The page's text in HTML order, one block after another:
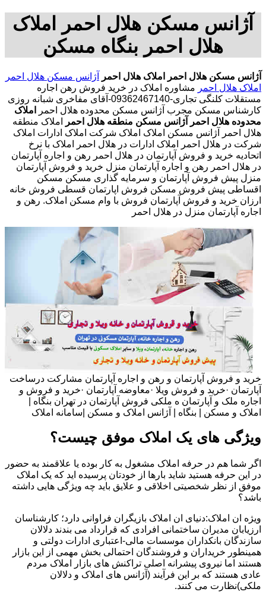
آژانس مسکن هلال احمر املاک
هلال احمر بنگاه مسکن
آژانس مسکن هلال احمر املاک هلال احمر
آژانس مسکن هلال احمر
املاک هلال احمر مشاوره املاک در خرید فروش رهن اجاره
مستقلات کلنگی تجاری-09362467140-آقای مفاخری شبانه روزی
کارشناس مسکن مجرب آژانس مسکن محدوده هلال احمر
املاک
محدوده هلال احمر
آژانس مسکن منطقه هلال احمر
املاک منطقه
هلال احمر آژانس مسکن املاک املاک شرکت املاک ادارات املاک
شرکت در هلال احمر املاک ادارات در هلال احمر املاک با نرخ
اتحادیه خرید و فروش آپارتمان در هلال احمر رهن و اجاره آپارتمان
در هلال احمر رهن و اجاره آپارتمان منزل خرید و فروش آپارتمان
منزل پیش فروش آپارتمان و سرمایه گذاری مسکن مسکن
اقساطی پیش فروش مسکن فروش اپارتمان قسطی فروش خانه
ارزان خرید و فروش آپارتمان فروش با وام مسکن املاک. رهن و
اجاره آپارتمان منزل در هلال احمر
خرید و فروش آپارتمان و رهن و اجاره آپارتمان مشارکت درساخت
آپارتمان ·خرید و فروش ویلا ·معاوضه آپارتمان ·خرید و فروش و
اجاره ملک و آپارتمان ه ملکی فروش آپارتمان در تهران بنگاه |
املاک و مسکن | بنگاه | آژانس املاک و مسکن |سامانه املاک
ویژگی های یک املاک موفق چیست؟
اگر شما هم در حرفه املاک مشغول به کار بوده یا علاقمند به حضور
در این حرفه هستید شاید بارها از خودتان پرسیده اید که یک املاک
موفق از نظر شخصیتی اخلاقی و علایق باید چه ویژگی هایی داشته
باشد؟
ویژه ان املاک:دنیای ان املاک بازیگران فراوانی دارد؛ کارشناسان
ارزیابان مدیران ساختمانی افرادی که قرارداد می بندند دلالان
سازندگان بانکداران موسسات مالی-اعتباری ادارات دولتی و
همینطور خریداران و فروشندگان احتمالی بخش مهمی از این بازار
هستند اما نیروی پیشرانه اصلی تراکنش های بازار املاک مردم
عادی هستند که بر این فرآیند (آژانس های املاک و دلالان
ملکی)نظارت می کنند.